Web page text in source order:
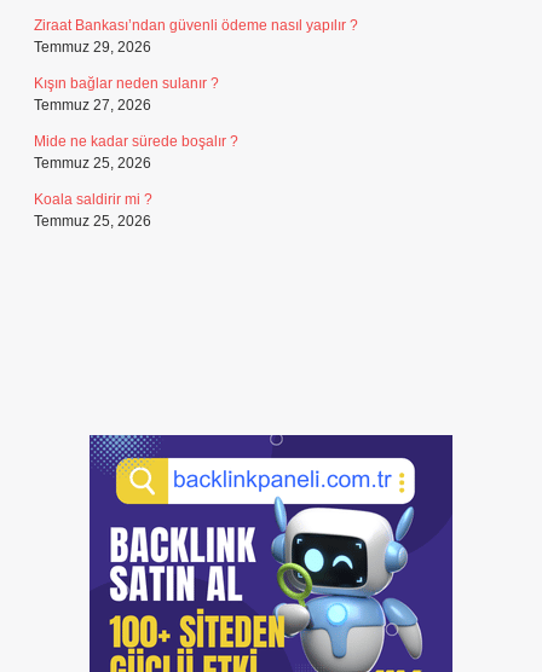
Ziraat Bankası’ndan güvenli ödeme nasıl yapılır ?
Temmuz 29, 2026
Kışın bağlar neden sulanır ?
Temmuz 27, 2026
Mide ne kadar sürede boşalır ?
Temmuz 25, 2026
Koala saldirir mi ?
Temmuz 25, 2026